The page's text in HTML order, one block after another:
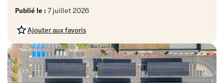
Publié le : 7 juillet 2026
Ajouter aux favoris